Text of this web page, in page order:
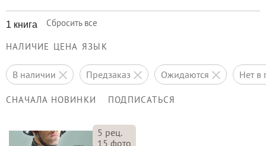
1 книга Сбросить все
НАЛИЧИЕ ЦЕНА ЯЗЫК
в наличии предзаказ ожидаются нет
СНАЧАЛА НОВИНКИ ПОДПИСАТЬСЯ
5 рец.
15 фото